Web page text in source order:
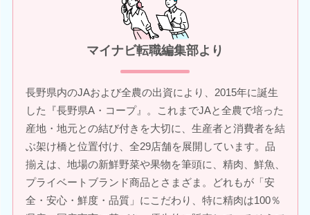
マイナビ転職編集部より
長野県内のJAおよび全農の出資により、2015年に誕生
した『長野県A・コープ』。これまでJAと全農で培った
産地・地元との結び付きを大切に、生産者と消費者を結
ぶ架け橋と位置付け、全29店舗を展開しています。品
揃えは、地場の新鮮野菜や果物を筆頭に、精肉、鮮魚、
プライベートブランド商品とさまざま。どれもが「安
全・安心・鮮度・品質」にこだわり、特に精肉は100％